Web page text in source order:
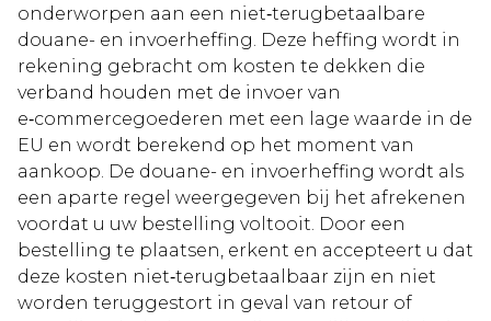
onderworpen aan een niet‑terugbetaalbare
douane- en invoerheffing. Deze heffing wordt in
rekening gebracht om kosten te dekken die
verband houden met de invoer van
e‑commercegoederen met een lage waarde in de
EU en wordt berekend op het moment van
aankoop. De douane- en invoerheffing wordt als
een aparte regel weergegeven bij het afrekenen
voordat u uw bestelling voltooit. Door een
bestelling te plaatsen, erkent en accepteert u dat
deze kosten niet‑terugbetaalbaar zijn en niet
worden teruggestort in geval van retour of